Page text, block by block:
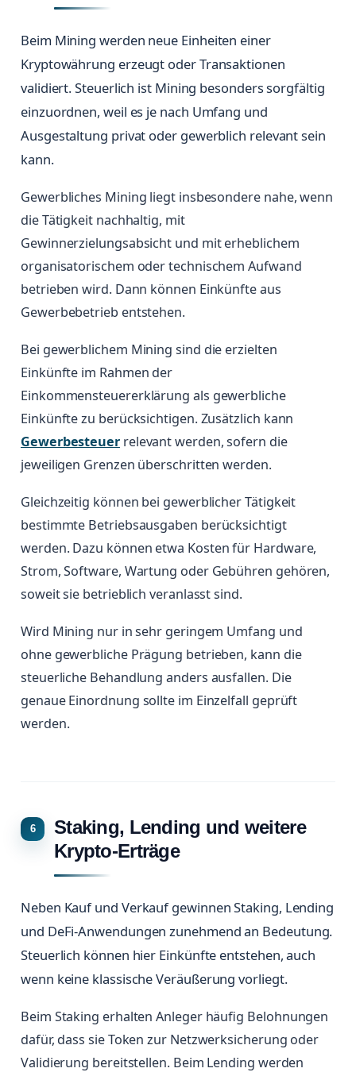
Beim Mining werden neue Einheiten einer
Kryptowährung erzeugt oder Transaktionen
validiert. Steuerlich ist Mining besonders sorgfältig
einzuordnen, weil es je nach Umfang und
Ausgestaltung privat oder gewerblich relevant sein
kann.
Gewerbliches Mining liegt insbesondere nahe, wenn
die Tätigkeit nachhaltig, mit
Gewinnerzielungsabsicht und mit erheblichem
organisatorischem oder technischem Aufwand
betrieben wird. Dann können Einkünfte aus
Gewerbebetrieb entstehen.
Bei gewerblichem Mining sind die erzielten
Einkünfte im Rahmen der
Einkommensteuererklärung als gewerbliche
Einkünfte zu berücksichtigen. Zusätzlich kann
Gewerbesteuerrelevant werden, sofern die
jeweiligen Grenzen überschritten werden.
Gleichzeitig können bei gewerblicher Tätigkeit
bestimmte Betriebsausgaben berücksichtigt
werden. Dazu können etwa Kosten für Hardware,
Strom, Software, Wartung oder Gebühren gehören,
soweit sie betrieblich veranlasst sind.
Wird Mining nur in sehr geringem Umfang und
ohne gewerbliche Prägung betrieben, kann die
steuerliche Behandlung anders ausfallen. Die
genaue Einordnung sollte im Einzelfall geprüft
werden.
Staking, Lending und weitere
Krypto-Erträge
Neben Kauf und Verkauf gewinnen Staking, Lending
und DeFi-Anwendungen zunehmend an Bedeutung.
Steuerlich können hier Einkünfte entstehen, auch
wenn keine klassische Veräußerung vorliegt.
Beim Staking erhalten Anleger häufig Belohnungen
dafür, dass sie Token zur Netzwerksicherung oder
Validierung bereitstellen. Beim Lending werden